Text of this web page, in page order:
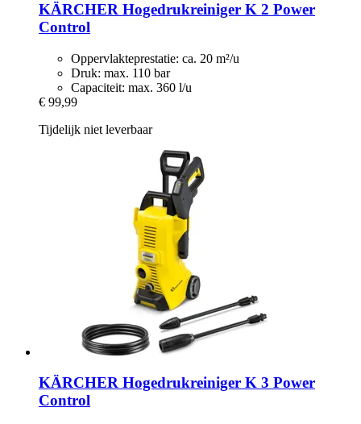
KÄRCHER Hogedrukreiniger K 2 Power
Control
Oppervlakteprestatie: ca. 20 m²/u
Druk: max. 110 bar
Capaciteit: max. 360 l/u
€ 99,99
Tijdelijk niet leverbaar
KÄRCHER Hogedrukreiniger K 3 Power
Control